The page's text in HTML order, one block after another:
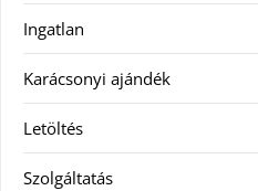
Ingatlan
Karácsonyi ajándék
Letöltés
Szolgáltatás